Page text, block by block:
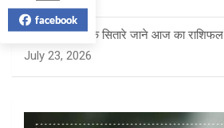
क्या कहते है आपके सितारे जाने आज का राशिफल
July 23, 2026
facebook